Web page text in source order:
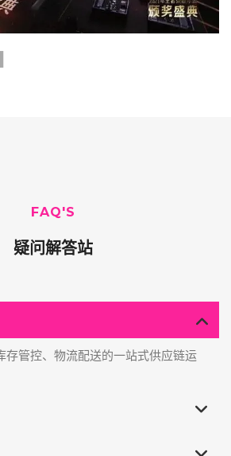
FAQ'S
疑问解答站
存管控、物流配送的一站式供应链运